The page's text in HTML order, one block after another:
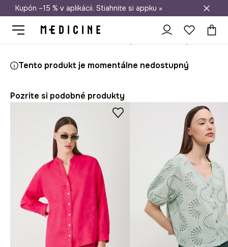
Doprava zadarmo od 50 €
Kupón –15 % v aplikácii. Stiahnite si appku »
Tento produkt je momentálne nedostupný
Pozrite si podobné produkty